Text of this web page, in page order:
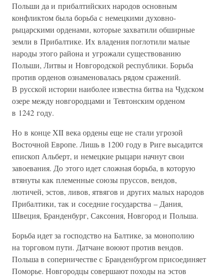
Польши да и прибалтийских народов основным
конфликтом была борьба с немецкими духовно-
рыцарскими орденами, которые захватили обширные
земли в Прибалтике. Их владения поглотили малые
народы этого района и угрожали существованию
Польши, Литвы и Новгородской республики. Борьба
против орденов ознаменовалась рядом сражений.
В русской истории наиболее известна битва на Чудском
озере между новгородцами и Тевтонским орденом
в 1242 году.
Но в конце XII века ордены еще не стали угрозой
Восточной Европе. Лишь в 1200 году в Риге высадится
епископ Альберт, и немецкие рыцари начнут свои
завоевания. До этого идет сложная борьба, в которую
втянуты как племенные союзы пруссов, вендов,
лютичей, эстов, ливов, ятвягов и других малых народов
Прибалтики, так и соседние государства – Дания,
Швеция, Бранденбург, Саксония, Новгород и Польша.
Борьба идет за господство на Балтике, за монополию
на торговом пути. Датчане воюют против вендов.
Польша в соперничестве с Бранденбургом присоединяет
Поморье. Новгородцы совершают походы на эстов